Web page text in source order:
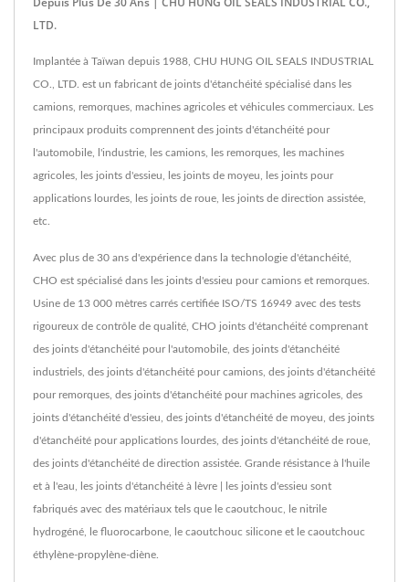
LTD.
Implantée à Taïwan depuis 1988, CHU HUNG OIL SEALS INDUSTRIAL
CO., LTD. est un fabricant de joints d'étanchéité spécialisé dans les
camions, remorques, machines agricoles et véhicules commerciaux. Les
principaux produits comprennent des joints d'étanchéité pour
l'automobile, l'industrie, les camions, les remorques, les machines
agricoles, les joints d'essieu, les joints de moyeu, les joints pour
applications lourdes, les joints de roue, les joints de direction assistée,
etc.
Avec plus de 30 ans d'expérience dans la technologie d'étanchéité,
CHO est spécialisé dans les joints d'essieu pour camions et remorques.
Usine de 13 000 mètres carrés certifiée ISO/TS 16949 avec des tests
rigoureux de contrôle de qualité, CHO joints d'étanchéité comprenant
des joints d'étanchéité pour l'automobile, des joints d'étanchéité
industriels, des joints d'étanchéité pour camions, des joints d'étanchéité
pour remorques, des joints d'étanchéité pour machines agricoles, des
joints d'étanchéité d'essieu, des joints d'étanchéité de moyeu, des joints
d'étanchéité pour applications lourdes, des joints d'étanchéité de roue,
des joints d'étanchéité de direction assistée. Grande résistance à l'huile
et à l'eau, les joints d'étanchéité à lèvre | les joints d'essieu sont
fabriqués avec des matériaux tels que le caoutchouc, le nitrile
hydrogéné, le fluorocarbone, le caoutchouc silicone et le caoutchouc
éthylène-propylène-diène.